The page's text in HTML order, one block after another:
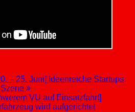
– 25. Juni] Ideenreiche Startups
VU auf Einsatzfahrt]
wird aufgerichtet